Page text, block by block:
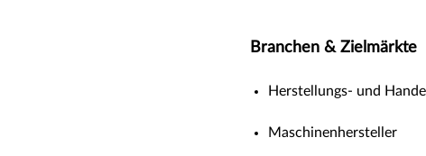
Branchen & Zielmärkte
Herstellungs- und
Maschinenhersteller